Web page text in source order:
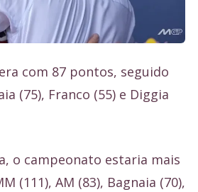
com 87 pontos, seguido
(75), Franco (55) e Diggia
o campeonato estaria mais
(111), AM (83), Bagnaia (70),